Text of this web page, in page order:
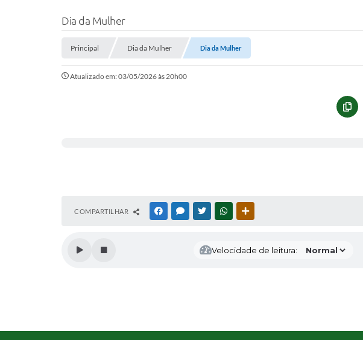
Dia da Mulher
Principal Dia da Mulher Dia da Mulher
Atualizado em: 03/05/2026 às 20h00
COMPARTILHAR FACEBOOKMESSENGER
TWITTERWHATSAPP
Velocidade de leitura: